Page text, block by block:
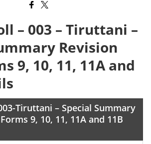
– 003 – Tiruttani –
Revision
9, 10, 11, 11A and
Tiruttani – Special Summary
9, 10, 11, 11A and 11B